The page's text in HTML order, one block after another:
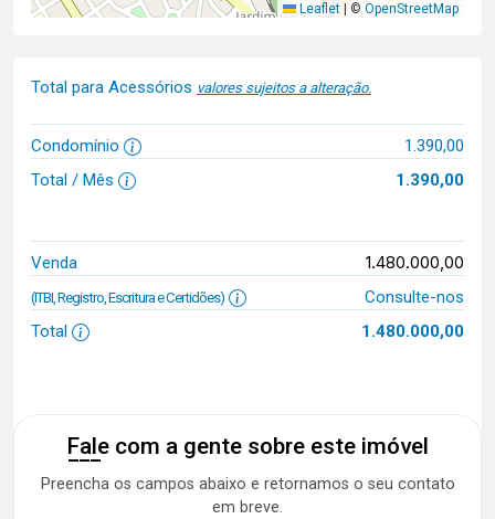
Leaflet |© OpenStreetMap
Total para Acessórios valores sujeitos a alteração.
Condomínio
1.390,00
Total / Mês
1.390,00
Venda 1.480.000,00
(ITBI, Registro, Escritura e Certidões)
Consulte-nos
Total
1.480.000,00
Fale com a gente sobre este imóvel
Preencha os campos abaixo e retornamos o seu contato
em breve.